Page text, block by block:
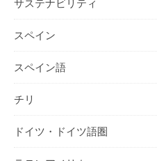
サステナビリティ
スペイン
スペイン語
チリ
ドイツ・ドイツ語圏